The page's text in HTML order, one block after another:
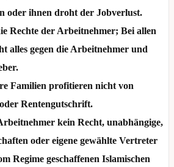
oder ihnen droht der Jobverlust.
Rechte der Arbeitnehmer; Bei allen
alles gegen die Arbeitnehmer und
Familien profitieren nicht von
Rentengutschrift.
kein Recht, unabhängige,
oder eigene gewählte Vertreter
Regime geschaffenen Islamischen